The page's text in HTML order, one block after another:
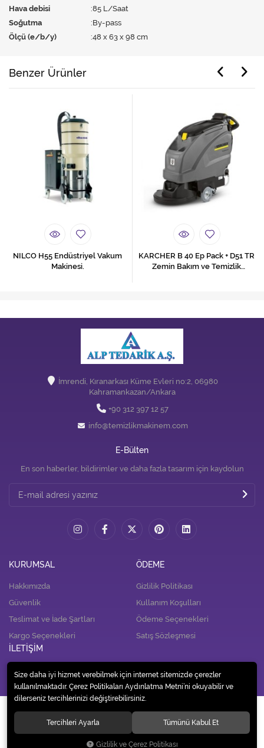
Hava debisi
:85 L/Saat
Soğutma
:By-pass
Ölçü (e/b/y)
:48 x 63 x 98 cm
Benzer Ürünler
NILCO H55 Endüstriyel Vakum
Makinesi.
KARCHER B 40 Ep Pack + D51 TR
Zemin Bakım ve Temizlik
İmrendi, Kıranarkası Küme Evleri no:2, 06980
Kahramankazan/Ankara
+90 312 397 12 57
info@temizlikmakinem.com
E-Bülten
En son haberler, bildirimler ve daha fazla tasarım için kaydolun
KURUMSAL
Hakkımızda
Güvenlik
Teslimat ve İade Şartları
Kargo Seçenekleri
ÖDEME
Gizlilik Politikası
Kullanım Koşulları
Ödeme Seçenekleri
Satış Sözleşmesi
İLETİŞİM
İletişim
Size daha iyi hizmet verebilmek için internet sitemizde çerezler
kullanılmaktadır. Çerez Politikaları Aydınlatma Metni’ni okuyabilir ve
dilerseniz tercihlerinizi değiştirebilirsiniz.
Tercihleri Ayarla Tümünü Kabul Et
Gizlilik ve Çerez Politikası